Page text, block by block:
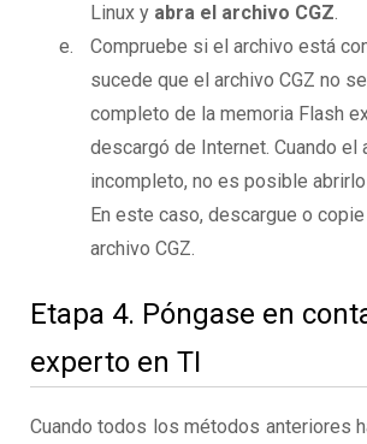
Linux y abra el archivo CGZ.
Compruebe si el archivo está
sucede que el archivo CGZ no
completo de la memoria Flash
descargó de Internet. Cuando el
incompleto, no es posible
En este caso, descargue o
archivo CGZ.
Etapa 4. Póngase en
experto en TI
Cuando todos los métodos anteriores